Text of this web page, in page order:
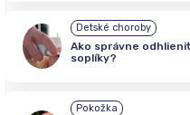
Detské choroby
Ako správne
soplíky?
Pokožka